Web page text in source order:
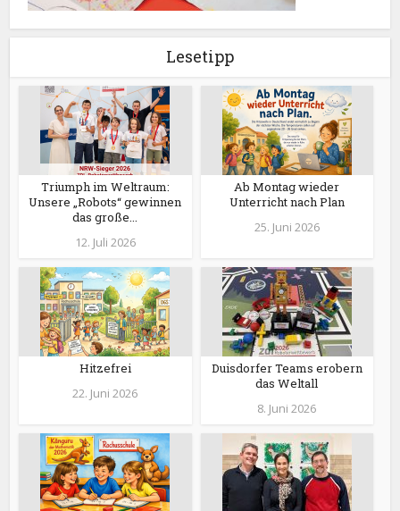
Lesetipp
Triumph im Weltraum:
Unsere „Robots“ gewinnen
das große...
12. Juli 2026
Ab Montag wieder
Unterricht nach Plan
25. Juni 2026
Hitzefrei
22. Juni 2026
Duisdorfer Teams erobern
das Weltall
8. Juni 2026